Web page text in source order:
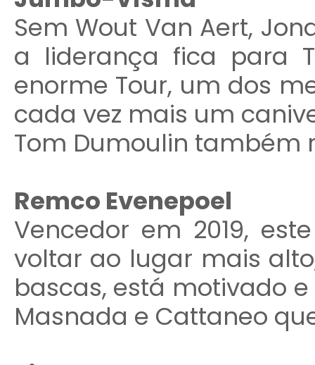
Sem Wout Van Aert,
a liderança fica para
enorme Tour, um dos
cada vez mais um
Tom Dumoulin também
Remco Evenepoel
Vencedor em 2019,
voltar ao lugar mais
bascas, está motivado
Masnada e Cattaneo